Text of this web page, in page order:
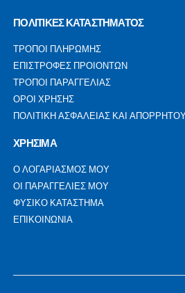
ΠΟΛΙΤΙΚΕΣ ΚΑΤΑΣΤΗΜΑΤΟΣ
ΤΡΟΠΟΙ ΠΛΗΡΩΜΗΣ
ΕΠΙΣΤΡΟΦΕΣ ΠΡΟΙΟΝΤΩΝ
ΤΡΟΠΟΙ ΠΑΡΑΓΓΕΛΙΑΣ
ΟΡΟΙ ΧΡΗΣΗΣ
ΠΟΛΙΤΙΚΗ ΑΣΦΑΛΕΙΑΣ ΚΑΙ
ΧΡΗΣΙΜΑ
Ο ΛΟΓΑΡΙΑΣΜΟΣ ΜΟΥ
ΟΙ ΠΑΡΑΓΓΕΛΙΕΣ ΜΟΥ
ΦΥΣΙΚΟ ΚΑΤΑΣΤΗΜΑ
ΕΠΙΚΟΙΝΩΝΙΑ